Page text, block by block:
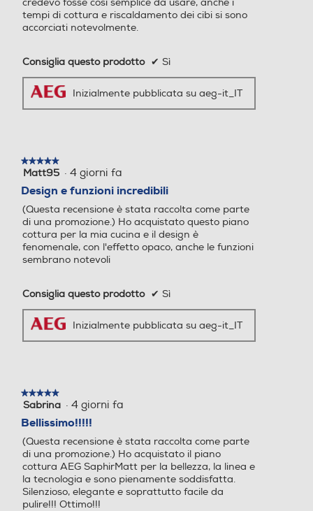
credevo fosse così semplice da usare, anche i
tempi di cottura e riscaldamento dei cibi si sono
accorciati notevolmente.
Consiglia questo prodotto ✔ Sì
Inizialmente pubblicata su aeg-it_IT
★★★★★
★★★★★
5
5
stelle.
Matt95 · 4 giorni fa
Design e funzioni incredibili
(Questa recensione è stata raccolta come parte
di una promozione.) Ho acquistato questo piano
cottura per la mia cucina e il design è
fenomenale, con l'effetto opaco, anche le funzioni
sembrano notevoli
Consiglia questo prodotto ✔ Sì
Inizialmente pubblicata su aeg-it_IT
★★★★★
★★★★★
5
5
stelle.
Sabrina · 4 giorni fa
Bellissimo!!!!!
(Questa recensione è stata raccolta come parte
di una promozione.) Ho acquistato il piano
cottura AEG SaphirMatt per la bellezza, la linea e
la tecnologia e sono pienamente soddisfatta.
Silenzioso, elegante e soprattutto facile da
pulire!!! Ottimo!!!